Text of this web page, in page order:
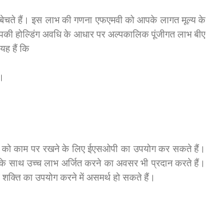
बेचते हैं। इस लाभ की गणना एफएमवी को आपके लागत मूल्य के
होल्डिंग अवधि के आधार पर अल्पकालिक पूंजीगत लाभ बीए
यह हैं कि
को काम पर रखने के लिए ईएसओपी का उपयोग कर सकते हैं।
साथ उच्च लाभ अर्जित करने का अवसर भी प्रदान करते हैं।
का उपयोग करने में असमर्थ हो सकते हैं।